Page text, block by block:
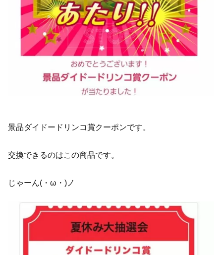
景品ダイドードリンコ賞クーポンです。
交換できるのはこの商品です。
じゃーん(・ω・)ノ